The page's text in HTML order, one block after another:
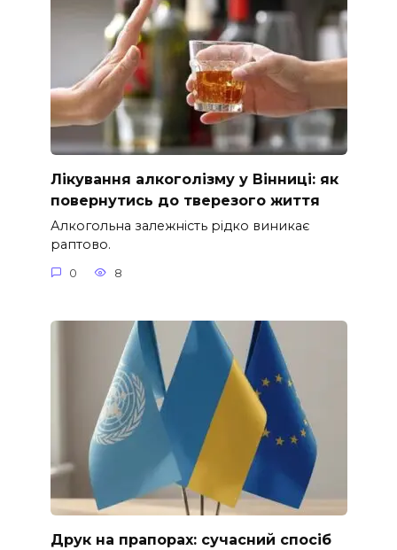
Лікування алкоголізму у Вінниці: як
повернутись до тверезого життя
Алкогольна залежність рідко виникає
раптово.
0 8
Друк на прапорах: сучасний спосіб